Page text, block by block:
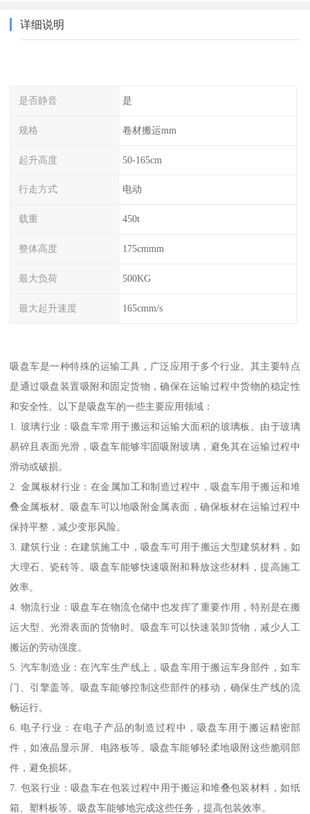
详细说明
是否静音 是
规格 卷材搬运mm
起升高度 50-165cm
行走方式 电动
载重 450t
整体高度 175cmmm
最大负荷 500KG
最大起升速度 165cmm/s
吸盘车是一种特殊的运输工具，广泛应用于多个行业。其主要特点
是通过吸盘装置吸附和固定货物，确保在运输过程中货物的稳定性
和安全性。以下是吸盘车的一些主要应用领域：
1. 玻璃行业：吸盘车常用于搬运和运输大面积的玻璃板。由于玻璃
易碎且表面光滑，吸盘车能够牢固吸附玻璃，避免其在运输过程中
滑动或破损。
2. 金属板材行业：在金属加工和制造过程中，吸盘车用于搬运和堆
叠金属板材。吸盘车可以地吸附金属表面，确保板材在运输过程中
保持平整，减少变形风险。
3. 建筑行业：在建筑施工中，吸盘车可用于搬运大型建筑材料，如
大理石、瓷砖等。吸盘车能够快速吸附和释放这些材料，提高施工
效率。
4. 物流行业：吸盘车在物流仓储中也发挥了重要作用，特别是在搬
运大型、光滑表面的货物时。吸盘车可以快速装卸货物，减少人工
搬运的劳动强度。
5. 汽车制造业：在汽车生产线上，吸盘车用于搬运车身部件，如车
门、引擎盖等。吸盘车能够控制这些部件的移动，确保生产线的流
畅运行。
6. 电子行业：在电子产品的制造过程中，吸盘车用于搬运精密部
件，如液晶显示屏、电路板等。吸盘车能够轻柔地吸附这些脆弱部
件，避免损坏。
7. 包装行业：吸盘车在包装过程中用于搬运和堆叠包装材料，如纸
箱、塑料板等。吸盘车能够地完成这些任务，提高包装效率。